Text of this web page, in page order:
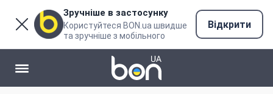
Зручніше в застосунку
Користуйтеся BON.ua швидше
та зручніше з мобільного
Відкрити